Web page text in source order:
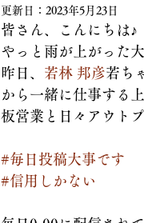
更新日： 2023年5月23日
皆さん、こんにちは♪
やっと雨が上がった大
昨日、 若林 邦彦若ち
から一緒に仕事する
板営業と日々アウト
#毎日投稿大事です
#信用しかない